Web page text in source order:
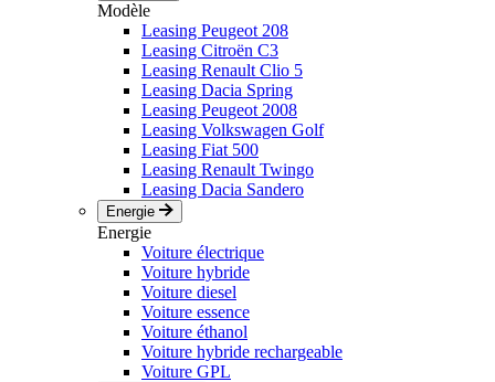
Modèle
Leasing Peugeot 208
Leasing Citroën C3
Leasing Renault Clio 5
Leasing Dacia Spring
Leasing Peugeot 2008
Leasing Volkswagen Golf
Leasing Fiat 500
Leasing Renault Twingo
Leasing Dacia Sandero
Energie
Energie
Voiture électrique
Voiture hybride
Voiture diesel
Voiture essence
Voiture éthanol
Voiture hybride rechargeable
Voiture GPL